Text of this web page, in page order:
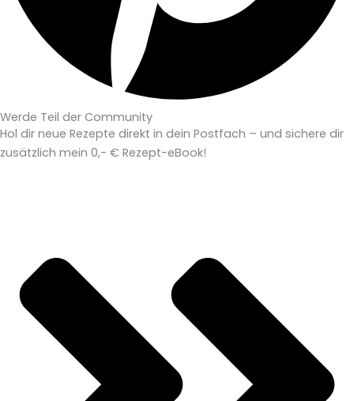
Werde Teil der Community
Hol dir neue Rezepte direkt in dein Postfach – und sichere dir
zusätzlich mein 0,- € Rezept-eBook!